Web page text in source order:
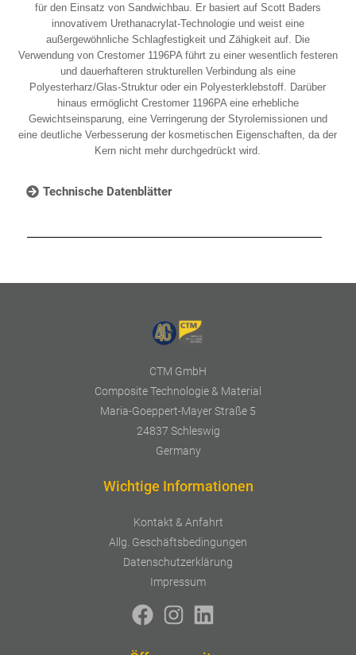
für den Einsatz von Sandwichbau. Er basiert auf Scott Baders
innovativem Urethanacrylat-Technologie und weist eine
außergewöhnliche Schlagfestigkeit und Zähigkeit auf. Die
Verwendung von Crestomer 1196PA führt zu einer wesentlich festeren
und dauerhafteren strukturellen Verbindung als eine
Polyesterharz/Glas-Struktur oder ein Polyesterklebstoff. Darüber
hinaus ermöglicht Crestomer 1196PA eine erhebliche
Gewichtseinsparung, eine Verringerung der Styrolemissionen und
eine deutliche Verbesserung der kosmetischen Eigenschaften, da der
Kern nicht mehr durchgedrückt wird.
Technische Datenblätter
CTM GmbH
Composite Technologie & Material
Maria-Goeppert-Mayer Straße 5
24837 Schleswig
Germany
Wichtige Informationen
Kontakt & Anfahrt
Allg. Geschäftsbedingungen
Datenschutzerklärung
Impressum